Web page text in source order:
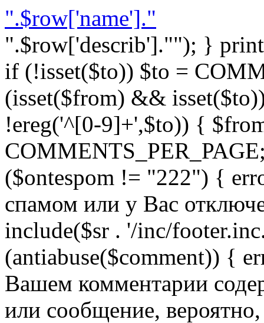
".$row['name']."
".$row['describ'].""); }
if (!isset($to)) $to =
(isset($from) &&
!ereg('^[0-9]+',$to)) {
($ontespom != "222") {
спамом или у Вас
include($sr . '/inc/
(antiabuse($comment)) {
Вашем комментарии
или сообщение,